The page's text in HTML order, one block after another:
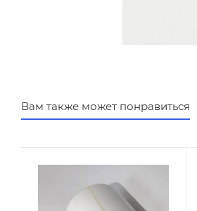
Вам также может понравиться